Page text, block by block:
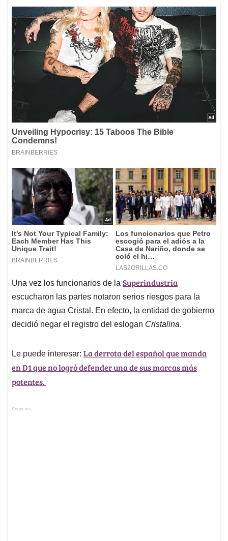
Una vez los funcionarios de la Superindustria
escucharon las partes notaron serios riesgos para la
marca de agua Cristal. En efecto, la entidad de gobierno
decidió negar el registro del eslogan Cristalina.
Le puede interesar: La derrota del español que manda
en D1 que no logró defender una de sus marcas más
potentes.
Anuncios.